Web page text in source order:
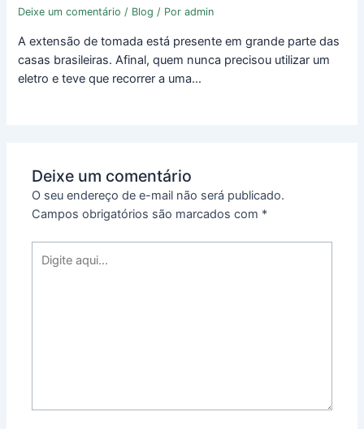
Deixe um comentário / Blog / Poradmin
A extensão de tomada está presente em grande parte das
casas brasileiras. Afinal, quem nunca precisou utilizar um
eletro e teve que recorrer a uma…
Deixe um comentário
O seu endereço de e-mail não será publicado.
Campos obrigatórios são marcados com *
aqui...